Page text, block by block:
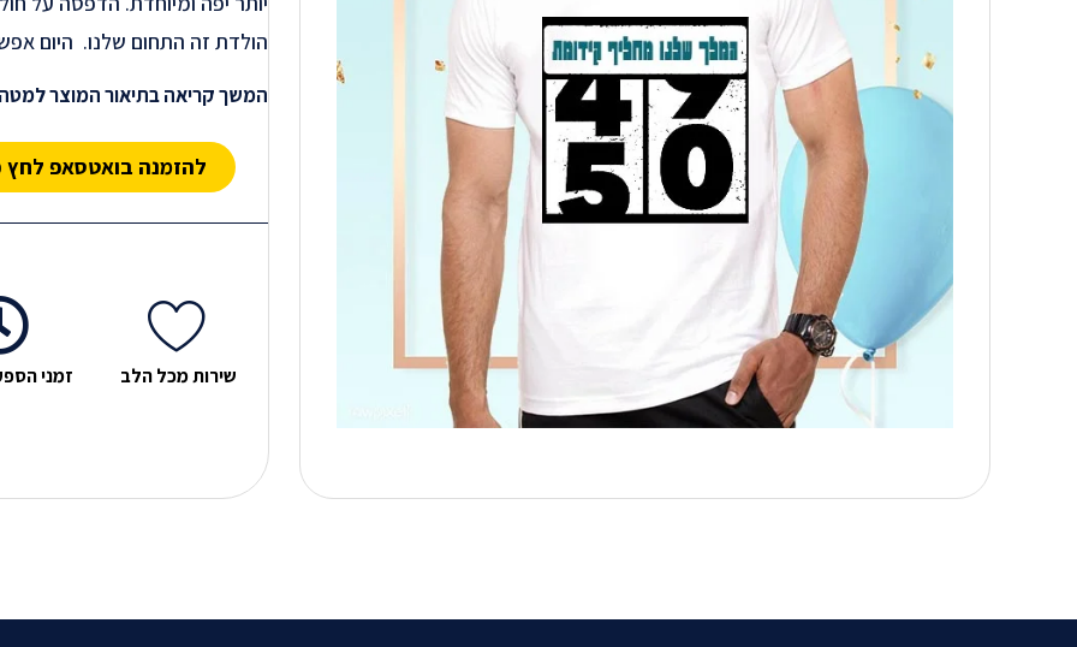
הולדת זה התחום שלנו. היום
הדפסת חולצות בודדת
הכל, אבל באמת הכל. זה יכול
הסבתא עם כל הנכדים. משפט
מיוחד היא מאד תתרגש שכולם
משפט שהיא אוהבת או משפט
שמחייב חגיגה אמיתית, יש לנו
המשך קריאה בתיאור המוצר
להזמנה בואטסאפ לחץ
שירות מכל הלב זמני